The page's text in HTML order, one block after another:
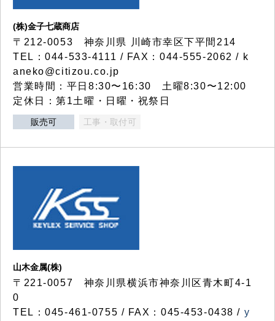
(株)金子七蔵商店
〒212-0053 神奈川県 川崎市幸区下平間214
TEL：044-533-4111 / FAX：044-555-2062 / k
aneko@citizou.co.jp
営業時間：平日8:30〜16:30 土曜8:30〜12:00
定休日：第1土曜・日曜・祝祭日
販売可 工事・取付可
山木金属(株)
〒221-0057 神奈川県横浜市神奈川区青木町4-1
0
TEL：045-461-0755 / FAX：045-453-0438 / y